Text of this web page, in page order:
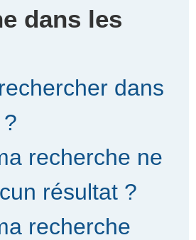
dans les
dans
recherche ne
résultat ?
recherche